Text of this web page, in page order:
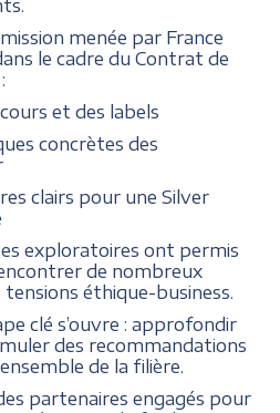
menée par France
le cadre duContrat de
:
et des labels
concrètes des
clairs pour une Silver
exploratoires ont permis
de nombreux
éthique-business.
clé s’ouvre : approfondir
des recommandations
de la filière.
partenaires engagés pour